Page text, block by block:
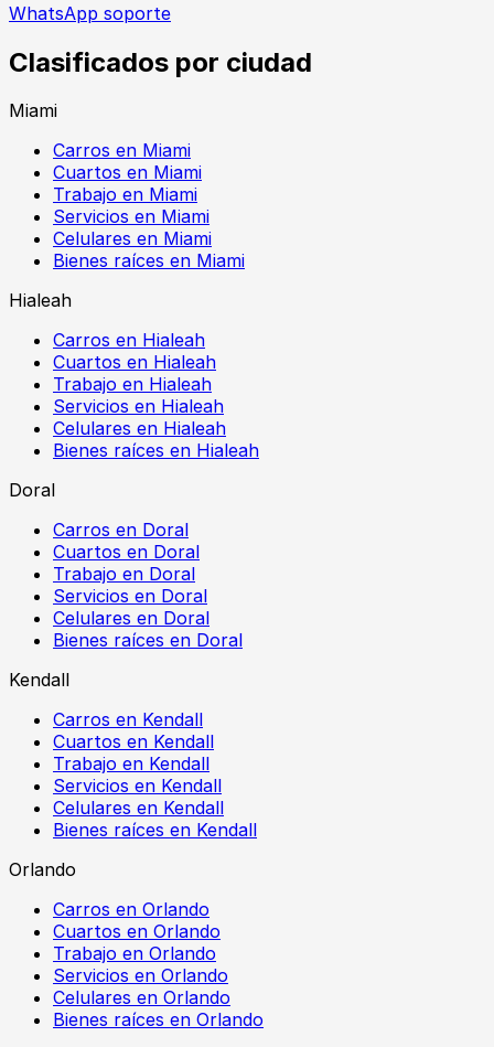
WhatsApp soporte
Clasificados por ciudad
Miami
Carros en Miami
Cuartos en Miami
Trabajo en Miami
Servicios en Miami
Celulares en Miami
Bienes raíces en Miami
Hialeah
Carros en Hialeah
Cuartos en Hialeah
Trabajo en Hialeah
Servicios en Hialeah
Celulares en Hialeah
Bienes raíces en Hialeah
Doral
Carros en Doral
Cuartos en Doral
Trabajo en Doral
Servicios en Doral
Celulares en Doral
Bienes raíces en Doral
Kendall
Carros en Kendall
Cuartos en Kendall
Trabajo en Kendall
Servicios en Kendall
Celulares en Kendall
Bienes raíces en Kendall
Orlando
Carros en Orlando
Cuartos en Orlando
Trabajo en Orlando
Servicios en Orlando
Celulares en Orlando
Bienes raíces en Orlando